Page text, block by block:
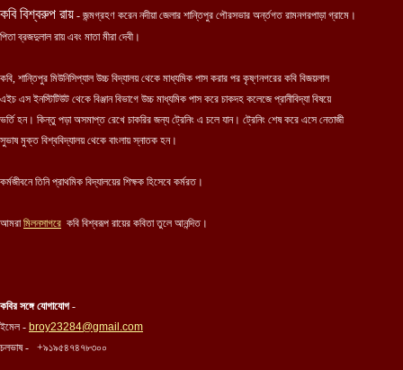
কবি বিশ্বরুপ রায় - জন্মগ্রহণ করেন নদীয়া জেলার শান্তিপুর পৌরসভার অর্ন্তগত রামনগরপাড়া গ্রামে।
পিতা ব্রজদুলাল রায় এবং মাতা মীরা দেবী।
কবি, শান্তিপুর মিউনিসিপ্যাল উচ্চ বিদ্যালয় থেকে মাধ্যমিক পাস করার পর কৃষ্ণনগরের কবি বিজয়লাল
এইচ এস ইনস্টিটিউট থেকে বিঞ্জান বিভাগে উচ্চ মাধ্যমিক পাস করে চাকদহ কলেজে প্রানীবিদ্যা বিষয়ে
ভর্তি হন। কিন্তু পড়া অসমাপ্ত রেখে চাকরির জন্য ট্রেনিং এ চলে যান। ট্রেনিং শেষ করে এসে নেতাজী
সুভাষ মুক্ত বিশ্ববিদ্যালয় থেকে বাংলায় স্নাতক হন।
কর্মজীবনে তিনি প্রাথমিক বিদ্যালয়ের শিক্ষক হিসেবে কর্মরত।
আমরামিলনসাগরে কবি বিশ্বরূপ রায়ের কবিতা তুলে আনন্দিত।
কবির সঙ্গে যোগাযোগ-
ইমেল - broy23284@gmail.com
চলভাষ - +৯১৯৫৪৭৪৭৮৩০০